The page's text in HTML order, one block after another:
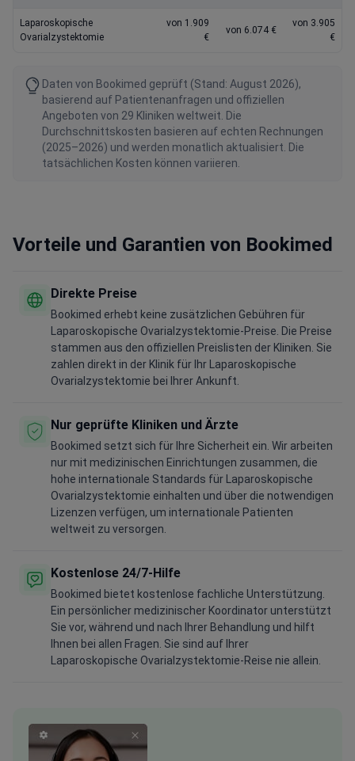
Laparoskopische
Ovarialzystektomie
von 1.909
€
von 6.074 €
von 3.905
€
Daten von Bookimed geprüft (Stand: August 2026),
basierend auf Patientenanfragen und offiziellen
Angeboten von 29 Kliniken weltweit. Die
Durchschnittskosten basieren auf echten Rechnungen
(2025–2026) und werden monatlich aktualisiert. Die
tatsächlichen Kosten können variieren.
Vorteile und Garantien von Bookimed
Direkte Preise
Bookimed erhebt keine zusätzlichen Gebühren für
Laparoskopische Ovarialzystektomie-Preise. Die Preise
stammen aus den offiziellen Preislisten der Kliniken. Sie
zahlen direkt in der Klinik für Ihr Laparoskopische
Ovarialzystektomie bei Ihrer Ankunft.
Nur geprüfte Kliniken und Ärzte
Bookimed setzt sich für Ihre Sicherheit ein. Wir arbeiten
nur mit medizinischen Einrichtungen zusammen, die
hohe internationale Standards für Laparoskopische
Ovarialzystektomie einhalten und über die notwendigen
Lizenzen verfügen, um internationale Patienten
weltweit zu versorgen.
Kostenlose 24/7-Hilfe
Bookimed bietet kostenlose fachliche Unterstützung.
Ein persönlicher medizinischer Koordinator unterstützt
Sie vor, während und nach Ihrer Behandlung und hilft
Ihnen bei allen Fragen. Sie sind auf Ihrer
Laparoskopische Ovarialzystektomie-Reise nie allein.